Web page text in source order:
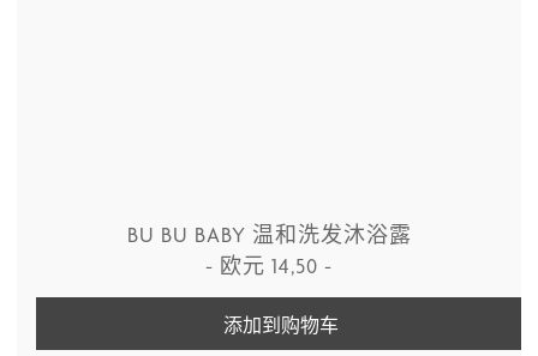
BU BU BABY 温和洗发沐浴露
- 欧元 14,50 -
添加到购物车